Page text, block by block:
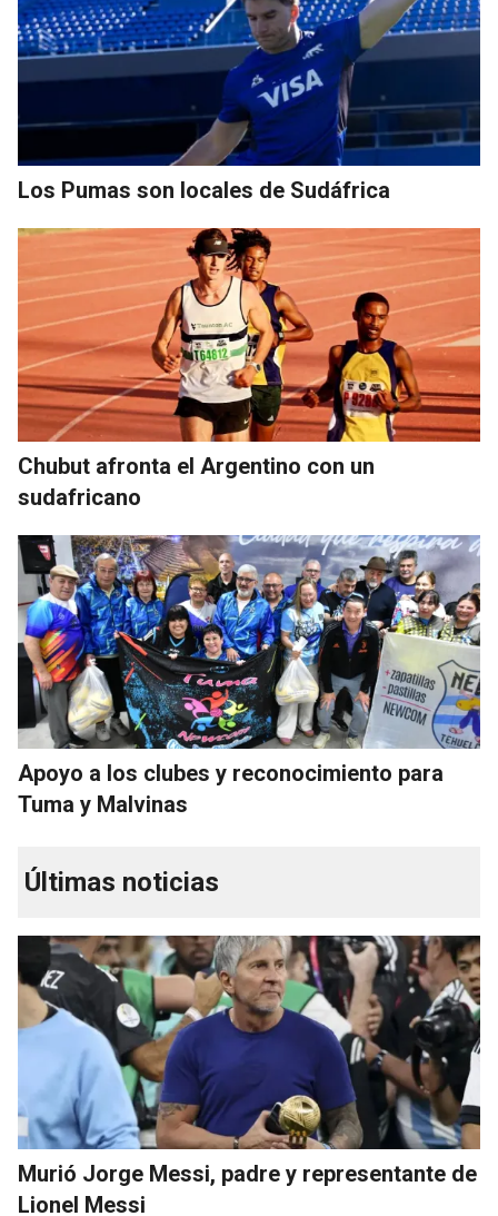
Los Pumas son locales de Sudáfrica
Chubut afronta el Argentino con un
sudafricano
Apoyo a los clubes y reconocimiento para
Tuma y Malvinas
Últimas noticias
Murió Jorge Messi, padre y representante de
Lionel Messi